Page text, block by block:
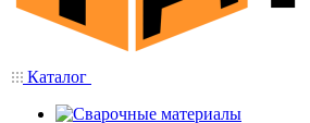
Каталог